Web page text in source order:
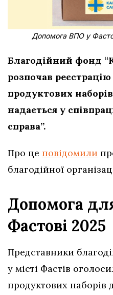
Допомога ВПО у
Благодійний фонд
розпочав
продуктових
надається у
справа”.
Про це повідомили
благодійної
Допомога
Фастові 2025
Представники
у місті Фастів
продуктових наборів